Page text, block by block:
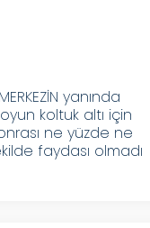
yanında
koltuk altı için
ne yüzde ne
faydası olmadı